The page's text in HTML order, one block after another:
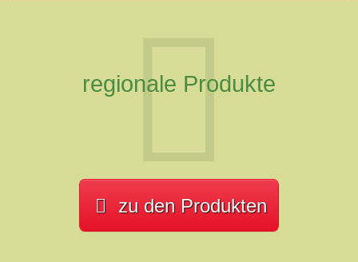
regionale Produkte
zu den Produkten